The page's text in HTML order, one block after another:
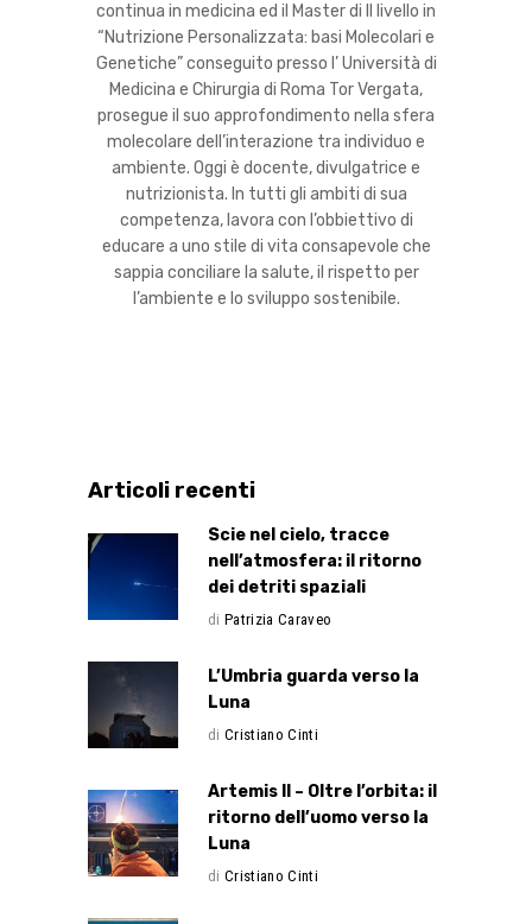
continua in medicina ed il Master di II livello in
“Nutrizione Personalizzata: basi Molecolari e
Genetiche” conseguito presso l’ Università di
Medicina e Chirurgia di Roma Tor Vergata,
prosegue il suo approfondimento nella sfera
molecolare dell’interazione tra individuo e
ambiente. Oggi è docente, divulgatrice e
nutrizionista. In tutti gli ambiti di sua
competenza, lavora con l’obbiettivo di
educare a uno stile di vita consapevole che
sappia conciliare la salute, il rispetto per
l’ambiente e lo sviluppo sostenibile.
Articoli recenti
Scie nel cielo, tracce
nell’atmosfera: il ritorno
dei detriti spaziali
di Patrizia Caraveo
L’Umbria guarda verso la
Luna
di Cristiano Cinti
Artemis II – Oltre l’orbita: il
ritorno dell’uomo verso la
Luna
di Cristiano Cinti